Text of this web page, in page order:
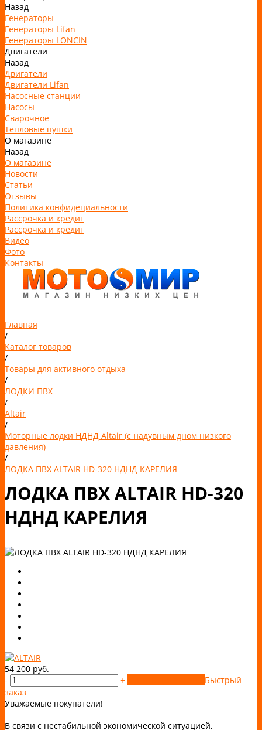
Назад
Генераторы
Генераторы Lifan
Генераторы LONCIN
Двигатели
Назад
Двигатели
Двигатели Lifan
Насосные станции
Насосы
Сварочное
Тепловые пушки
О магазине
Назад
О магазине
Новости
Статьи
Отзывы
Политика конфидециальности
Рассрочка и кредит
Рассрочка и кредит
Видео
Фото
Контакты
Главная
/
Каталог товаров
/
Товары для активного отдыха
/
ЛОДКИ ПВХ
/
Altair
/
Моторные лодки НДНД Altair (с надувным дном низкого
давления)
/
ЛОДКА ПВХ ALTAIR HD-320 НДНД КАРЕЛИЯ
ЛОДКА ПВХ ALTAIR HD-320
НДНД КАРЕЛИЯ
54 200 руб.
-
+
Быстрый
заказ
Уважаемые покупатели!
В связи с нестабильной экономической ситуацией,